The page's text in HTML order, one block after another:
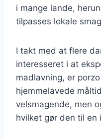
i mange lande,
tilpasses lokale
I takt med at flere
interesseret i at
madlavning, er
hjemmelavede
velsmagende, men
hvilket gør den til en